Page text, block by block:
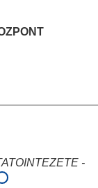
-